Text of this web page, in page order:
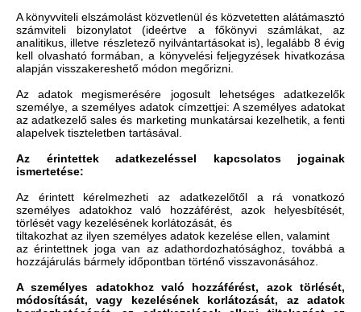
A könyvviteli elszámolást közvetlenül és közvetetten alátámasztó
számviteli bizonylatot (ideértve a főkönyvi számlákat, az
analitikus, illetve részletező nyilvántartásokat is), legalább 8 évig
kell olvasható formában, a könyvelési feljegyzések hivatkozása
alapján visszakereshető módon megőrizni.
Az adatok megismerésére jogosult lehetséges adatkezelők
személye, a személyes adatok címzettjei: A személyes adatokat
az adatkezelő sales és marketing munkatársai kezelhetik, a fenti
alapelvek tiszteletben tartásával.
Az érintettek adatkezeléssel kapcsolatos jogainak
ismertetése:
Az érintett kérelmezheti az adatkezelőtől a rá vonatkozó
személyes adatokhoz való hozzáférést, azok helyesbítését,
törlését vagy kezelésének korlátozását, és
tiltakozhat az ilyen személyes adatok kezelése ellen, valamint
az érintettnek joga van az adathordozhatósághoz, továbbá a
hozzájárulás bármely időpontban történő visszavonásához.
A személyes adatokhoz való hozzáférést, azok törlését,
módosítását, vagy kezelésének korlátozását, az adatok